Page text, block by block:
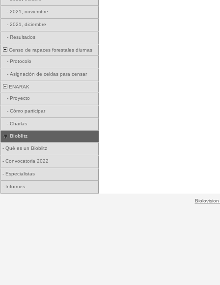
- 2021, noviembre
- 2021, diciembre
- Resultados
Censo de rapaces forestales diurnas
- Protocolo
- Asignación de celdas para censar
ENARAK
- Proyecto
- Cómo participar
- Charlas
Bioblitz
- Qué es un Bioblitz
- Convocatoria 2022
- Especialistas
- Informes
Biolovision